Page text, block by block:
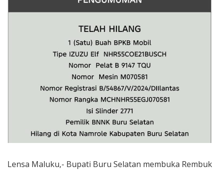
Lensa Maluku,- Bupati Buru Selatan membuka Rembuk